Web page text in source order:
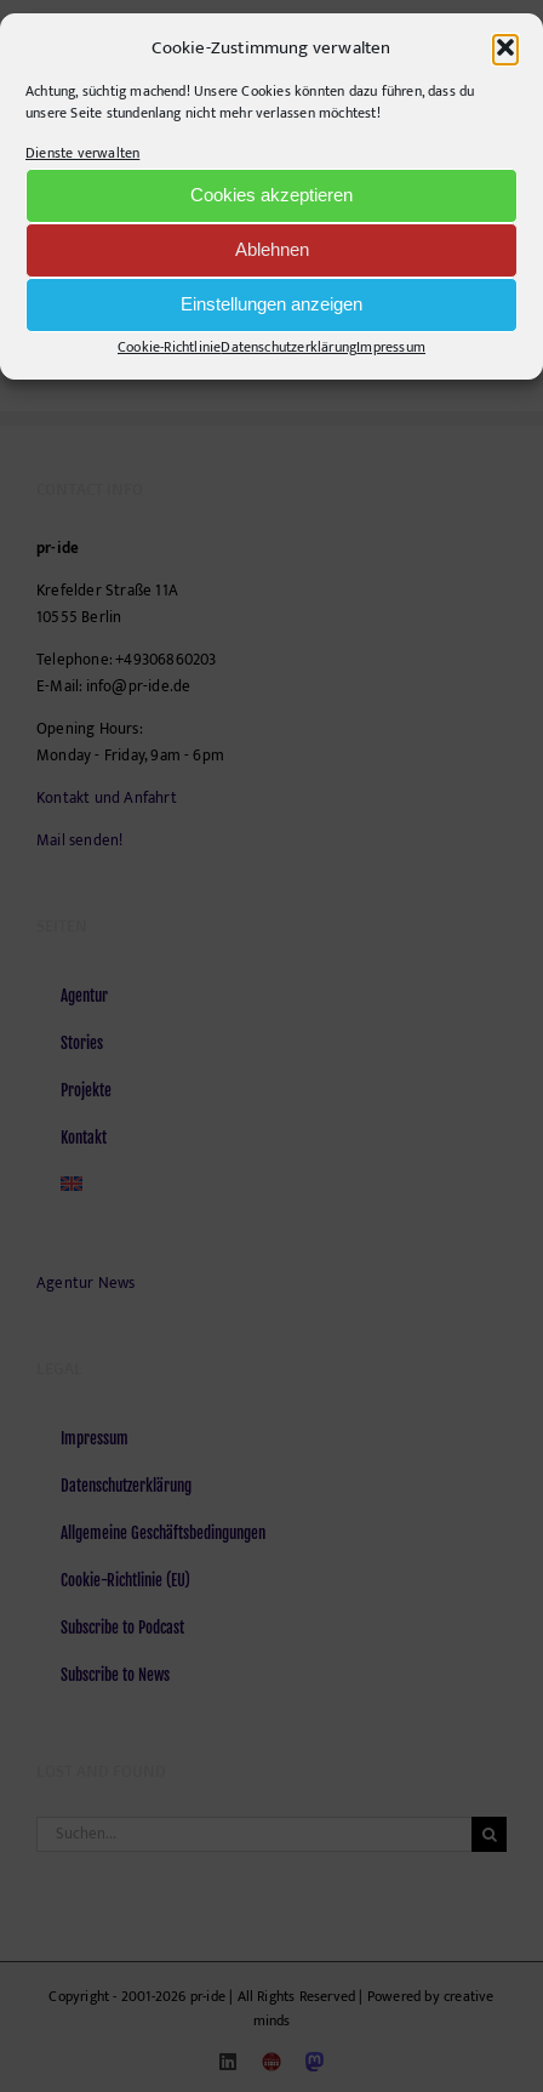
Cookie-Zustimmung verwalten
Achtung, süchtig machend! Unsere Cookies könnten dazu führen, dass du
unsere Seite stundenlang nicht mehr verlassen möchtest!
Dienste verwalten
Cookies akzeptieren
Ablehnen
Einstellungen anzeigen
Cookie-RichtlinieDatenschutzerklärungImpressum
Ähnliche Beiträge
Power to the Night
von der fixen Idee
pr-ide
Krefelder Straße 11A
10555 Berlin
Telephone:+49306860203
E-Mail: info@pr-ide.de
Opening Hours:
Monday - Friday, 9am - 6pm
Kontakt und Anfahrt
Mail senden!
Agentur
Stories
Projekte
Kontakt
Agentur News
Impressum
Datenschutzerklärung
Allgemeine Geschäftsbedingungen
Cookie-Richtlinie (EU)
Subscribe to Podcast
Subscribe to News
Suche
Copyright - 2001-2026 pr-ide | All Rights Reserved | Powered by creative
minds
LinkedIn
ZWEE'NMastodon